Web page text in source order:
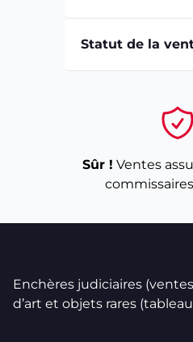
Statut de la
Sûr ! Ventes
Enchères judiciaires
d’art et objets rares